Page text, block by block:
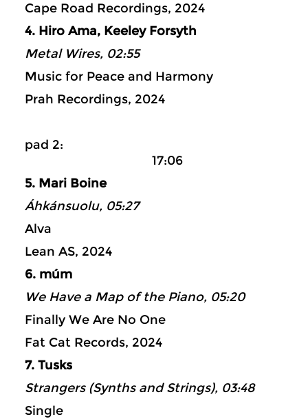
Cape Road Recordings, 2024
4. Hiro Ama, Keeley Forsyth
Metal Wires, 02:55
Music for Peace and Harmony
Prah Recordings, 2024
pad 2:
17:06
5. Mari Boine
Áhkánsuolu, 05:27
Alva
Lean AS, 2024
6. múm
We Have a Map of the Piano, 05:20
Finally We Are No One
Fat Cat Records, 2024
7. Tusks
Strangers (Synths and Strings), 03:48
Single